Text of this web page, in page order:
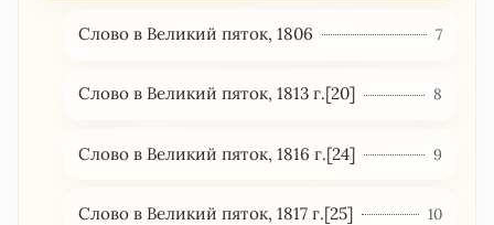
Слово в Великий пяток, 1806 7
Слово в Великий пяток, 1813 г.[20] 8
Слово в Великий пяток, 1816 г.[24] 9
Слово в Великий пяток, 1817 г.[25] 10